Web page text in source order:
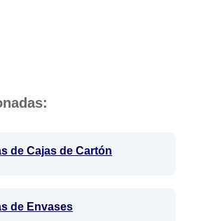
de Cajas de Cartón
de Envases